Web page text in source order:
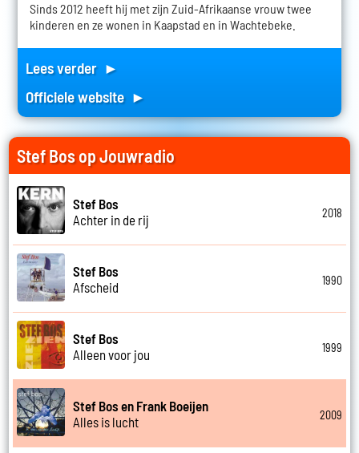
Sinds 2012 heeft hij met zijn Zuid-Afrikaanse vrouw twee
kinderen en ze wonen in Kaapstad en in Wachtebeke.
Lees verder ►
Officiele website ►
Stef Bos op Jouwradio
Stef Bos
Achter in de rij
2018
Stef Bos
Afscheid
1990
Stef Bos
Alleen voor jou
1999
Stef Bos en Frank Boeijen
Alles is lucht
2009